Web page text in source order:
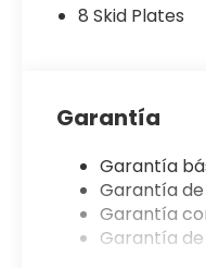
8 Skid Plates
Garantía
Garantía
Garantía
Garantía
Garantía